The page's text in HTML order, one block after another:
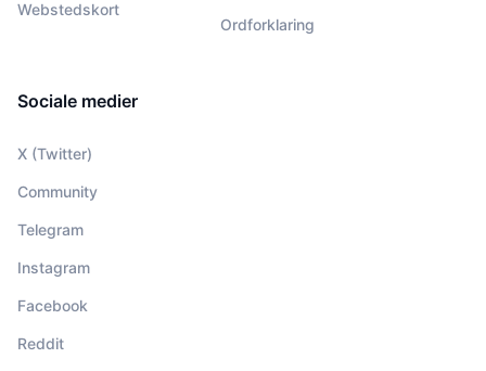
Webstedskort
Ordforklaring
Sociale medier
X (Twitter)
Community
Telegram
Instagram
Facebook
Reddit